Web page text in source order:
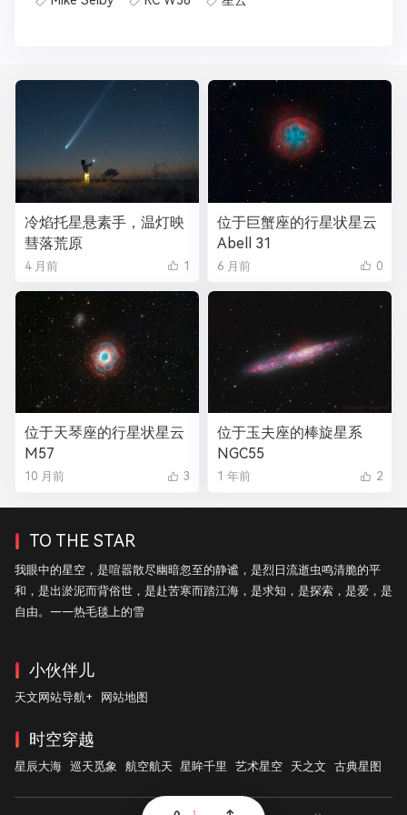
冷焰托星悬素手，温灯映
彗落荒原
4 月前 1
位于巨蟹座的行星状星云
Abell 31
6 月前 0
位于天琴座的行星状星云
M57
10 月前 3
位于玉夫座的棒旋星系
NGC55
1 年前 2
TO THE STAR
我眼中的星空，是喧嚣散尽幽暗忽至的静谧，是烈日流逝虫鸣清脆的平
和，是出淤泥而背俗世，是赴苦寒而踏江海，是求知，是探索，是爱，是
自由。——热毛毯上的雪
小伙伴儿
天文网站导航+ 网站地图
时空穿越
星辰大海 巡天觅象 航空航天 星眸千里 艺术星空 天之文 古典星图